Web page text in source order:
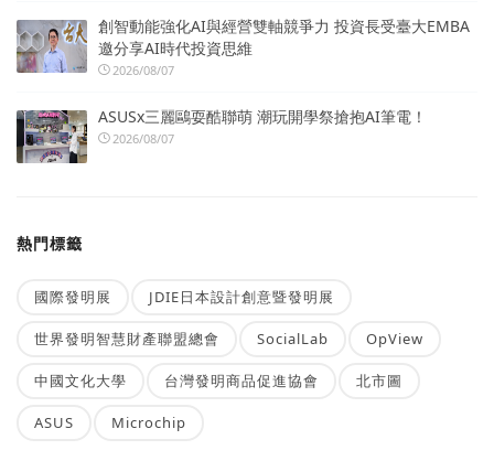
創智動能強化AI與經營雙軸競爭力 投資長受臺大EMBA
邀分享AI時代投資思維
2026/08/07
ASUSx三麗鷗耍酷聯萌 潮玩開學祭搶抱AI筆電！
2026/08/07
熱門標籤
國際發明展 JDIE日本設計創意暨發明展
世界發明智慧財產聯盟總會 SocialLab OpView
中國文化大學 台灣發明商品促進協會 北市圖
ASUS Microchip